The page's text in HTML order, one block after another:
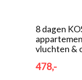
8 dagen
vluchten &
478,-